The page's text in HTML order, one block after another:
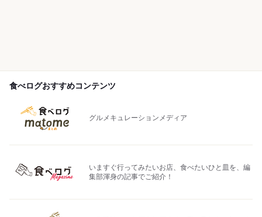
食べログおすすめコンテンツ
グルメキュレーションメディア
いますぐ行ってみたいお店、食べたいひと皿を、編
集部渾身の記事でご紹介！